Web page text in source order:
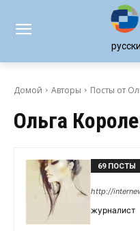
Домой Авторы Посты от
Ольга
69 ПОСТЫ
http://
журналист